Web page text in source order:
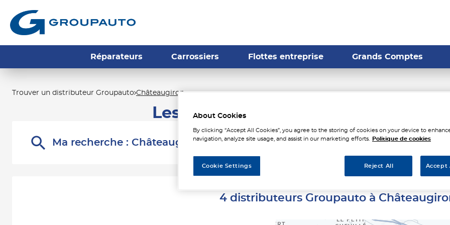
Réparateurs Carrossiers Flottes entreprise Grands Comptes
Trouver un distributeur Groupauto Châteaugiron
Les distributeurs Groupauto à
Ma recherche : Châteaugiron
4 distributeurs Groupauto à
About Cookies
By clicking “Accept All Cookies”, you agree to the storing of cookies on your device to
navigation, analyze site usage, and assist in our marketing efforts.
Politique de cookies
Reject All Accept
Cookie Settings